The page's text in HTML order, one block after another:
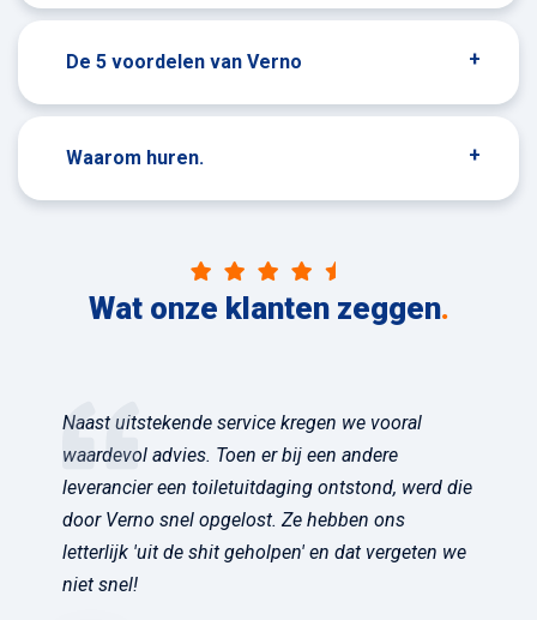
De 5 voordelen van Verno
Waarom huren.
Wat onze klanten zeggen.
Naast uitstekende service kregen we vooral
waardevol advies. Toen er bij een andere
leverancier een toiletuitdaging ontstond, werd die
door Verno snel opgelost. Ze hebben ons
letterlijk 'uit de shit geholpen' en dat vergeten we
niet snel!